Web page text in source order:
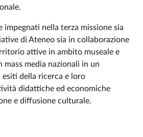
impegnati nella terza missione sia
di Ateneo sia in collaborazione
attive in ambito museale e
mass media nazionali in un
della ricerca e loro
didattiche ed economiche
e diffusione culturale.